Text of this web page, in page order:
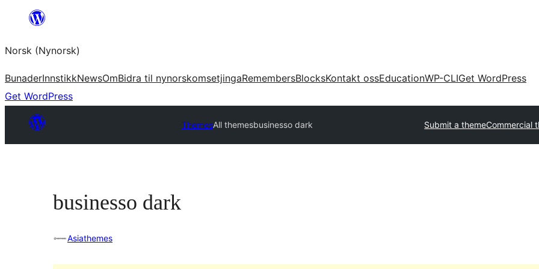
content
Norsk (Nynorsk)
BunaderInnstikkNewsOmBidra til nynorskomsetjingaRemembersBlocksKontakt ossEducationWP-CLIGet WordPress
Get WordPress
ThemesAll themesbusinesso dark Submit a themeCommercial
businesso dark
Asiathemes